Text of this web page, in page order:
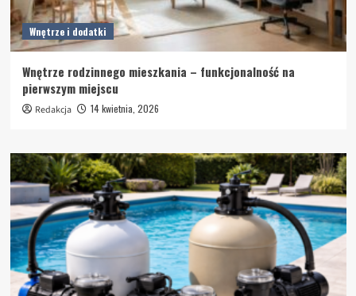
Wnętrze i dodatki
Wnętrze rodzinnego mieszkania – funkcjonalność na
pierwszym miejscu
Redakcja 14 kwietnia, 2026